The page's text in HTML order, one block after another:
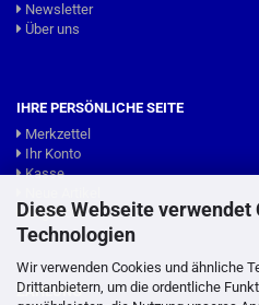
Diese Webseite verwendet
Technologien
Wir verwenden Cookies und ähnliche
Drittanbietern, um die ordentliche
Newsletter
Über uns
IHRE PERSÖNLICHE SEITE
Merkzettel
Ihr Konto
Kasse
Angebote
ZAHLUNG